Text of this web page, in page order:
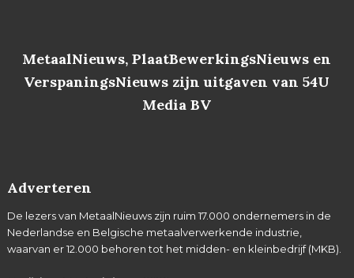
MetaalNieuws, PlaatBewerkingsNieuws en
VerspaningsNieuws zijn uitgaven van 54U
Media BV
Adverteren
De lezers van MetaalNieuws zijn ruim 17.000 ondernemers in de
Nederlandse en Belgische metaalverwerkende industrie,
waarvan er 12.000 behoren tot het midden- en kleinbedrijf (MKB).